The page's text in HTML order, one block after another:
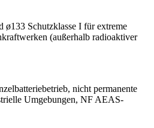
ø133 Schutzklasse I für extreme
(außerhalb radioaktiver
nicht permanente
Umgebungen, NF AEAS-